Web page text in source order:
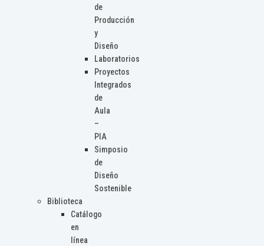
de
Producción
y
Diseño
Laboratorios
Proyectos
Integrados
de
Aula
–
PIA
Simposio
de
Diseño
Sostenible
Biblioteca
Catálogo
en
línea